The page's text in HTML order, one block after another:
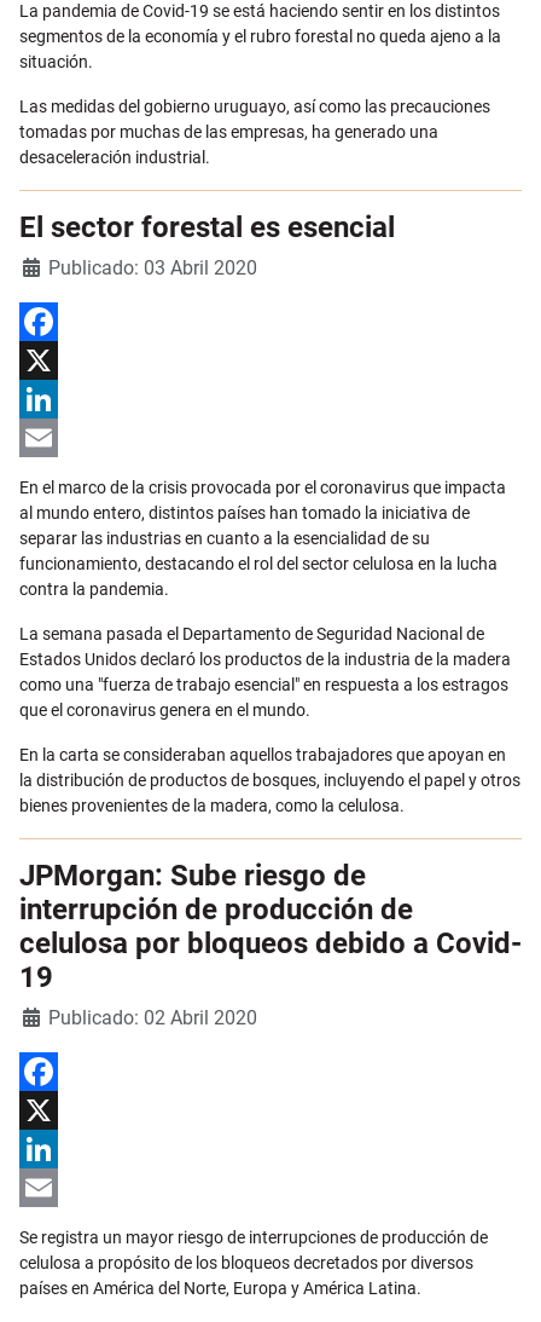
La pandemia de Covid-19 se está haciendo sentir en los distintos
segmentos de la economía y el rubro forestal no queda ajeno a la
situación.
Las medidas del gobierno uruguayo, así como las precauciones
tomadas por muchas de las empresas, ha generado una
desaceleración industrial.
El sector forestal es esencial
DetallesPublicado: 03 Abril 2020
Facebook
X
LinkedIn
Email
En el marco de la crisis provocada por el coronavirus que impacta
al mundo entero, distintos países han tomado la iniciativa de
separar las industrias en cuanto a la esencialidad de su
funcionamiento, destacando el rol del sector celulosa en la lucha
contra la pandemia.
La semana pasada el Departamento de Seguridad Nacional de
Estados Unidos declaró los productos de la industria de la madera
como una "fuerza de trabajo esencial" en respuesta a los estragos
que el coronavirus genera en el mundo.
En la carta se consideraban aquellos trabajadores que apoyan en
la distribución de productos de bosques, incluyendo el papel y otros
bienes provenientes de la madera, como la celulosa.
JPMorgan: Sube riesgo de
interrupción de producción de
celulosa por bloqueos debido a Covid-
19
DetallesPublicado: 02 Abril 2020
Facebook
X
LinkedIn
Se registra un mayor riesgo de interrupciones de producción de
celulosa a propósito de los bloqueos decretados por diversos
países en América del Norte, Europa y América Latina.